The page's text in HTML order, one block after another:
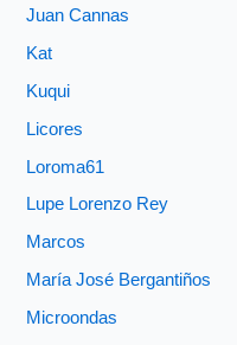
Juan Cannas
Kat
Kuqui
Licores
Loroma61
Lupe Lorenzo Rey
Marcos
María José Bergantiños
Microondas